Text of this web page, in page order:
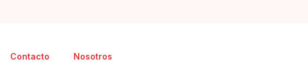
Contacto Nosotros